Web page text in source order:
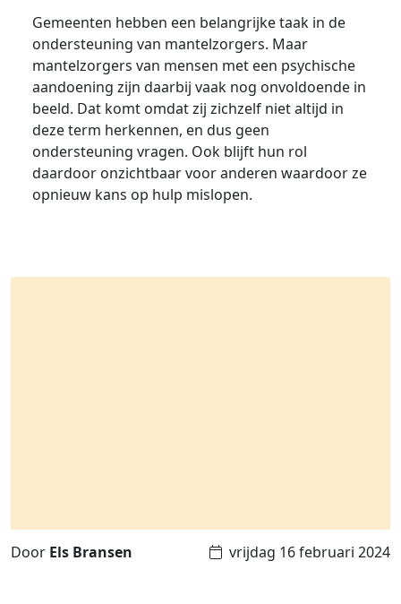
Gemeenten hebben een belangrijke taak in de
ondersteuning van mantelzorgers. Maar
mantelzorgers van mensen met een psychische
aandoening zijn daarbij vaak nog onvoldoende in
beeld. Dat komt omdat zij zichzelf niet altijd in
deze term herkennen, en dus geen
ondersteuning vragen. Ook blijft hun rol
daardoor onzichtbaar voor anderen waardoor ze
opnieuw kans op hulp mislopen.
Door Els Bransen vrijdag 16 februari 2024